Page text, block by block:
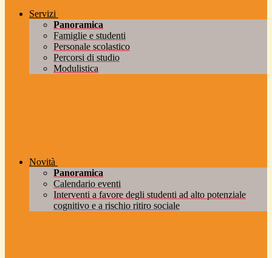
Servizi
Panoramica
Famiglie e studenti
Personale scolastico
Percorsi di studio
Modulistica
Novità
Panoramica
Calendario eventi
Interventi a favore degli studenti ad alto potenziale
cognitivo e a rischio ritiro sociale